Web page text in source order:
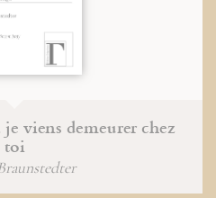
viens demeurer chez
toi